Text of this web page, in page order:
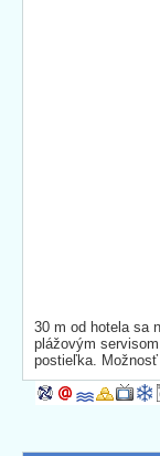
30 m od hotela sa
plážovým
postieľka.